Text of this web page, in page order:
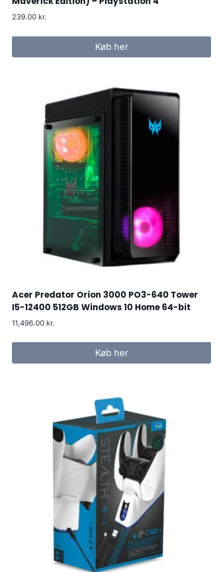
239.00 kr.
Køb her
Acer Predator Orion 3000 PO3-640 Tower
I5-12400 512GB Windows 10 Home 64-bit
11,496.00 kr.
Køb her